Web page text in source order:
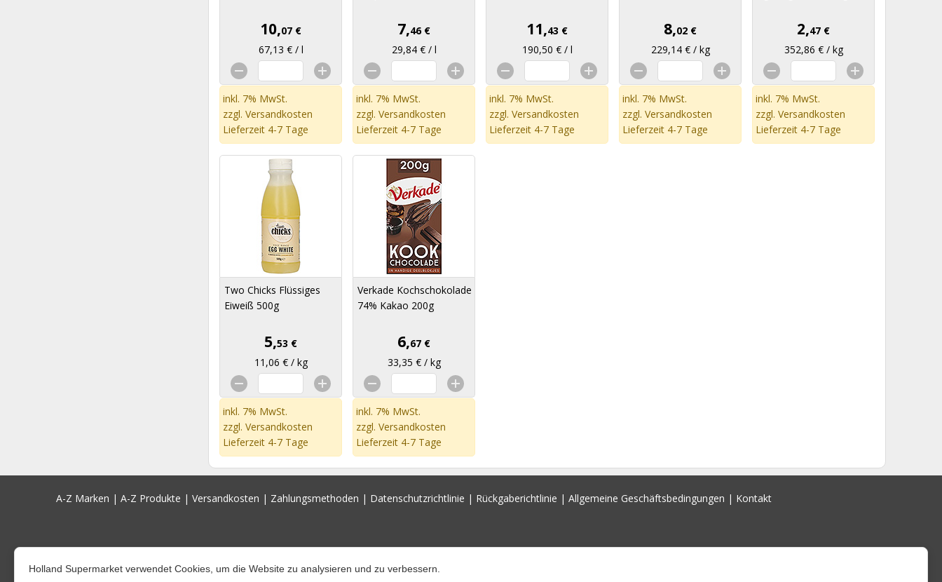
10,07 €
67,13 € / l
inkl. 7% MwSt.
zzgl. Versandkosten
Lieferzeit 4-7 Tage
7,46 €
29,84 € / l
inkl. 7% MwSt.
zzgl. Versandkosten
Lieferzeit 4-7 Tage
11,43 €
190,50 € / l
inkl. 7% MwSt.
zzgl. Versandkosten
Lieferzeit 4-7 Tage
8,02 €
229,14 € / kg
inkl. 7% MwSt.
zzgl. Versandkosten
Lieferzeit 4-7 Tage
2,47 €
352,86 € / kg
inkl. 7% MwSt.
zzgl. Versandkosten
Lieferzeit 4-7 Tage
Two Chicks Flüssiges
Eiweiß 500g
5,53 €
11,06 € / kg
inkl. 7% MwSt.
zzgl. Versandkosten
Lieferzeit 4-7 Tage
Verkade Kochschokolade
74% Kakao 200g
6,67 €
33,35 € / kg
inkl. 7% MwSt.
zzgl. Versandkosten
Lieferzeit 4-7 Tage
A-Z Marken | A-Z Produkte | Versandkosten | Zahlungsmethoden | Datenschutzrichtlinie | Rückgaberichtlinie | Allgemeine Geschäftsbedingungen | Kontakt
Holland Supermarket verwendet Cookies, um die Website zu analysieren und zu verbessern.